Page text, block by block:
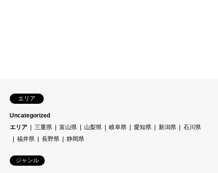
エリア
Uncategorized
エリア
三重県 富山県 山梨県 岐阜県 愛知県 新潟県
石川県
福井県
長野県 静岡県
ジャンル